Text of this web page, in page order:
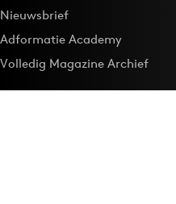
Nieuwsbrief
Adformatie Academy
Volledig Magazine Archief